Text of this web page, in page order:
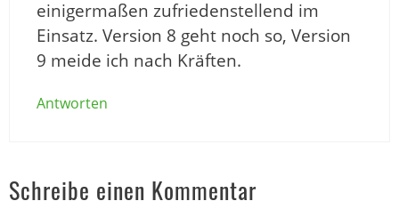
einigermaßen zufriedenstellend im
Einsatz. Version 8 geht noch so, Version
9 meide ich nach Kräften.
Antworten
Schreibe einen Kommentar